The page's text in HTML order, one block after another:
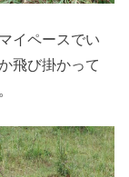
イペースでい
飛び掛かって